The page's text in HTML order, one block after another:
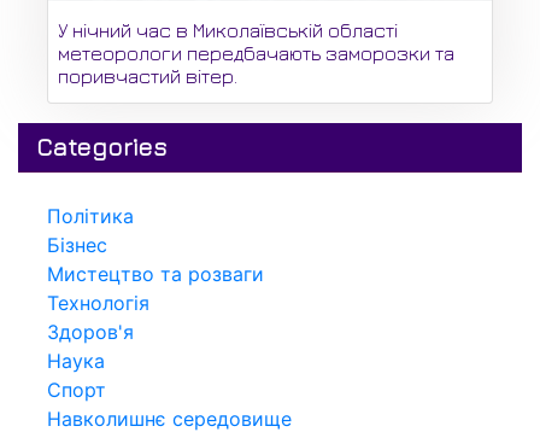
У нічний час в Миколаївській області
метеорологи передбачають заморозки та
поривчастий вітер.
Categories
Політика
Бізнес
Мистецтво та розваги
Технологія
Здоров'я
Наука
Спорт
Навколишнє середовище